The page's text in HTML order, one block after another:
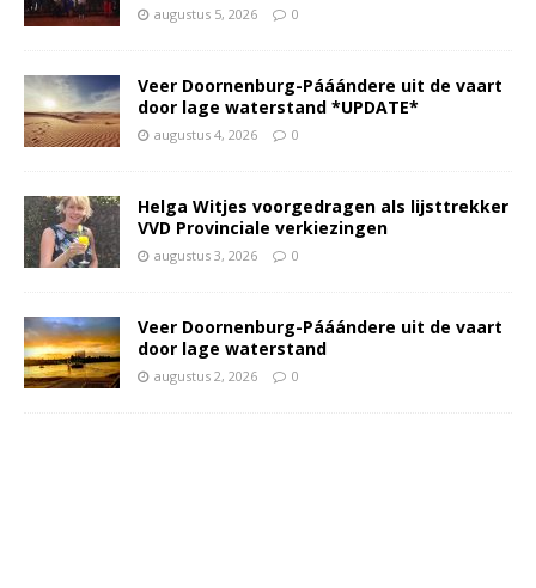
augustus 5, 2026 0
Veer Doornenburg-Pááándere uit de vaart
door lage waterstand *UPDATE*
augustus 4, 2026 0
Helga Witjes voorgedragen als lijsttrekker
VVD Provinciale verkiezingen
augustus 3, 2026 0
Veer Doornenburg-Pááándere uit de vaart
door lage waterstand
augustus 2, 2026 0